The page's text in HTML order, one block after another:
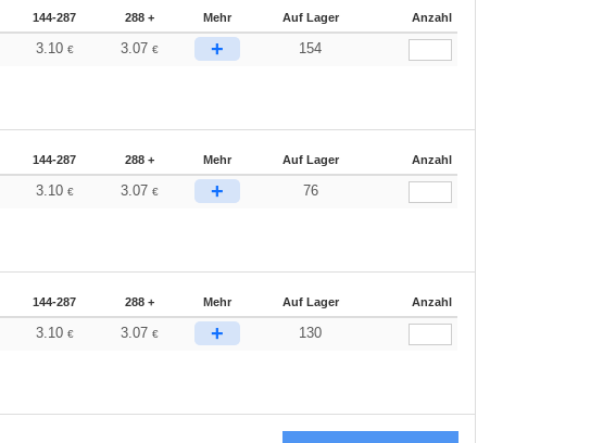
144-287 288 + Mehr Auf Lager Anzahl
3.10 € 3.07 € + 154
144-287 288 + Mehr Auf Lager Anzahl
3.10 € 3.07 € + 76
144-287 288 + Mehr Auf Lager Anzahl
3.10 € 3.07 € + 130